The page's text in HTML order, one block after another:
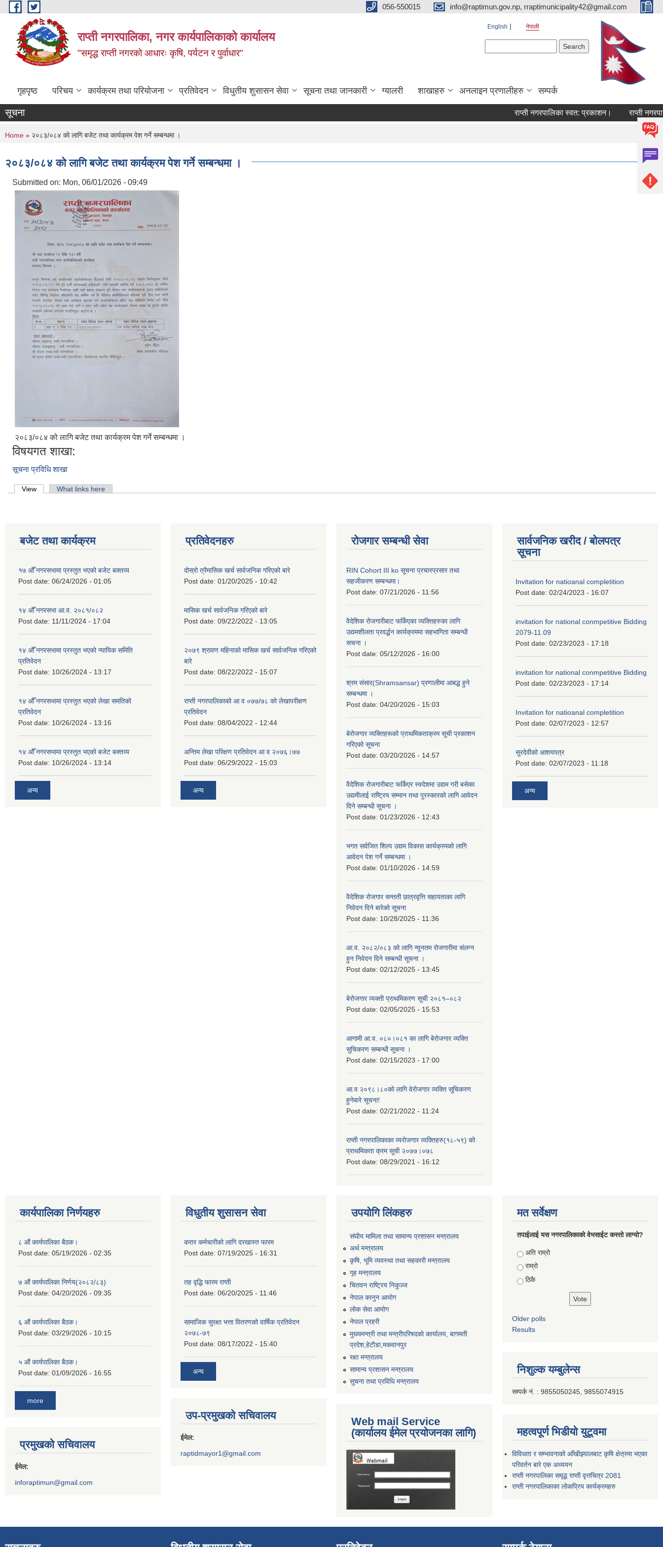
Skip to main content 056-550015 info@raptimun.gov.np, rraptimunicipality42@gmail.com
राप्ती नगरपालिका, नगर कार्यपालिकाको कार्यालय
"समृद्ध राप्ती नगरको आधारः कृषि, पर्यटन र पुर्वाधार"
English नेपाली
गृहपृष्ठ परिचय कार्यक्रम तथा परियोजना प्रतिवेदन विधुतीय शुसासन सेवा सूचना तथा जानकारी ग्यालरी शाखाहरु अनलाइन प्रणालीहरु सम्पर्क
सूचना राप्ती नगरपालिका स्वत: प्रकाशन। राप्ती
You are here
Home » २०८३/०८४ को लागि बजेट तथा कार्यक्रम पेश गर्ने सम्बन्धमा ।
२०८३/०८४ को लागि बजेट तथा कार्यक्रम पेश गर्ने सम्बन्धमा ।
Submitted on: Mon, 06/01/2026 - 09:49
२०८३/०८४ को लागि बजेट तथा कार्यक्रम पेश गर्ने सम्बन्धमा ।
विषयगत शाखा:
सूचना प्रविधि शाखा
Primary tabs
View (active tab)What links here
बजेट तथा कार्यक्रम
१७ औँ नगरसभामा प्रस्तुत भएको बजेट बक्तव्य
Post date: 06/24/2026 - 01:05
१४ औँ नगरसभा आ.व. २०८१/०८२
Post date: 11/11/2024 - 17:04
१४ औँ नगरसभामा प्रस्तुत भएको न्यायिक समिति
प्रतिवेदन
Post date: 10/26/2024 - 13:17
१४ औँ नगरसभामा प्रस्तुत भएको लेखा समतिको
प्रतिवेदन
Post date: 10/26/2024 - 13:16
१४ औँ नगरसभामा प्रस्तुत भएको बजेट बक्तव्य
Post date: 10/26/2024 - 13:14
अन्य
प्रतिवेदनहरु
दोस्रो त्रैमासिक खर्च सार्वजनिक गरिएको बारे
Post date: 01/20/2025 - 10:42
मासिक खर्च सार्वजनिक गरिएको बारे
Post date: 09/22/2022 - 13:05
२०७९ श्रावण महिनाको मासिक खर्च सार्वजनिक गरिएको
बारे
Post date: 08/22/2022 - 15:07
राप्ती नगरपालिकाको आ व ०७७/७८ को लेखापरीक्षण
प्रतिवेदन
Post date: 08/04/2022 - 12:44
अन्तिम लेखा परिक्षण प्रतिवेदन आ व २०७६।७७
Post date: 06/29/2022 - 15:03
अन्य
रोजगार सम्बन्धी सेवा
RIN Cohort III ko सूचना प्रचारप्रसार तथा
सहजीकरण सम्बन्धमा।
Post date: 07/21/2026 - 11:56
वैदेशिक रोजगारीबाट फर्किएका व्यक्तिहरुका लागि
उद्यमशीलता प्रवर्द्धन कार्यक्रममा सहभागिता सम्बन्धी
सचना ।
Post date: 05/12/2026 - 16:00
श्रम संसार(Shramsansar) प्रणालीमा आबद्ध हुने
सम्बन्धमा ।
Post date: 04/20/2026 - 15:03
बेरोजगार व्यक्तिहरूको प्राथमिकताक्रम सूची प्रकाशन
गरिएको सूचना
Post date: 03/20/2026 - 14:57
वैदेशिक रोजगारीबाट फर्किएर स्वदेशमा उद्यम गरी बसेका
उद्यमीलाई राष्ट्रिय सम्मान तथा पुरस्कारको लागि आवेदन
दिने सम्बन्धी सूचना ।
Post date: 01/23/2026 - 12:43
भगत सर्वजित शिल्प उद्यम विकास कार्यक्रमको लागि
आवेदन पेश गर्ने सम्बन्धमा ।
Post date: 01/10/2026 - 14:59
वैदेशिक रोजगार सन्तती छात्रवृत्ति सहायताका लागि
निवेदन दिने बारेको सूचना
Post date: 10/28/2025 - 11:36
आ.व. २०८२/०८३ को लागि न्यूनतम रोजगारीमा संलग्न
हुन निवेदन दिने सम्बन्धी सूचना ।
Post date: 02/12/2025 - 13:45
बेरोजगार व्यक्ती प्राथमिकरण सूची २०८१–०८२
Post date: 02/05/2025 - 15:53
आगामी आ.व. ०८०।०८१ का लागि बेरोजगार व्यक्ति
सुचिकरण सम्बन्धी सूचना ।
Post date: 02/15/2023 - 17:00
आ.व २०९८।८०को लागि वेरोजगार व्यक्ति सूचिकरण
हुनेबारे सूचना!
Post date: 02/21/2022 - 11:24
राप्ती नगरपालिकाका व्यरोजगार व्यक्तिहरु(१८-५९) को
प्राथमिकता क्रम सूची २०७७।०७८
Post date: 08/29/2021 - 16:12
सार्वजनिक खरीद / बोलपत्र
सूचना
Invitation for natioanal completition
Post date: 02/24/2023 - 16:07
invitation for national conmpetitive Bidding
2079-11.09
Post date: 02/23/2023 - 17:18
invitation for national conmpetitive Bidding
Post date: 02/23/2023 - 17:14
Invitation for natioanal completition
Post date: 02/07/2023 - 12:57
सुरदेवीको आशयपत्र
Post date: 02/07/2023 - 11:18
अन्य
कार्यपालिका निर्णयहरु
८ औं कार्यपालिका बैठक।
Post date: 05/19/2026 - 02:35
७ औं कार्यपालिका निर्णय(२०८२/८३)
Post date: 04/20/2026 - 09:35
६ औं कार्यपालिका बैठक।
Post date: 03/29/2026 - 10:15
५ औं कार्यपालिका बैठक।
Post date: 01/09/2026 - 16:55
more
प्रमुखको सचिवालय
ईमेल:
inforaptimun@gmail.com
विधुतीय शुसासन सेवा
करार कर्मचारीको लागि दरखास्त फारम
Post date: 07/19/2025 - 16:31
तह वृद्धि फारम राप्ती
Post date: 06/20/2025 - 11:46
सामाजिक सुरक्षा भत्ता वितरणको वार्षिक प्रतिवेदन
२०७८-७९
Post date: 08/17/2022 - 15:40
अन्य
उप-प्रमुखको सचिवालय
ईमेल:
raptidmayor1@gmail.com
उपयोगि लिंकहरु
संघीय मामिला तथा सामान्य प्रशासन मन्त्रालय
अर्थ मन्त्रालय
कृषि, भूमि व्यवस्था तथा सहकारी मन्त्रालय
गृह मन्त्रालय
चितवन राष्ट्रिय निकुञ्ज
नेपाल कानुन आयोग
लोक सेवा आयोग
नेपाल प्रहरी
मुख्यमन्त्री तथा मन्त्रीपरिषदको कार्यालय, बागमती
प्रदेश,हेटाैडा,मकवानपुर
रक्षा मन्त्रालय
सामान्य प्रशासन मन्त्रालय
सुचना तथा प्रविधि मन्त्रालय
Web mail Service
(कार्यालय ईमेल प्रयोजनका लागि)
मत सर्वेक्षण
तपाईलाई यस नगरपालिकाको वेभसाईट कस्तो लाग्यो?
Choices
अति राम्रो
राम्रो
ठिकै
Older polls
Results
निशुल्क यम्बुलेन्स
सम्पर्क नं. : 9855050245, 9855074915
महत्वपूर्ण भिडीयो युटूवमा
विविधता र सम्भावनाको आँखीझ्यालबाट कृषि क्षेत्रमा भएका
परिवर्तन बारे एक अध्ययन
राप्ती नगरपालिका समृद्ध राप्ती वृत्तचित्र 2081
राप्ती नगरपालिकाका लोकप्रिय कार्यक्रमहरु